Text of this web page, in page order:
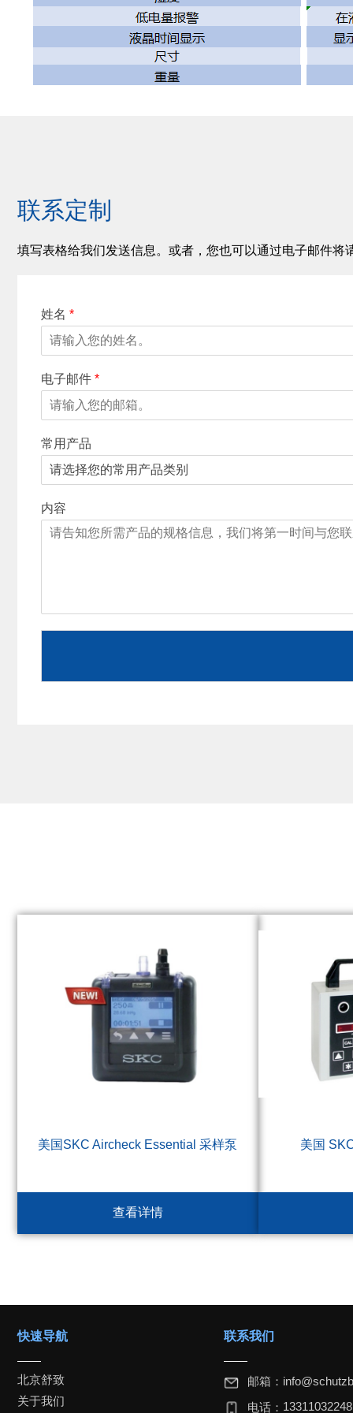
联系定制
填写表格给我们发送信息。或者，您也可以通过电子邮件将
姓名 *
电子邮件 *
常用产品
内容
美国SKC Aircheck Essential 采样泵
查看详情
美国
快速导航
北京舒致
关于我们
联系我们
邮箱：
电话：